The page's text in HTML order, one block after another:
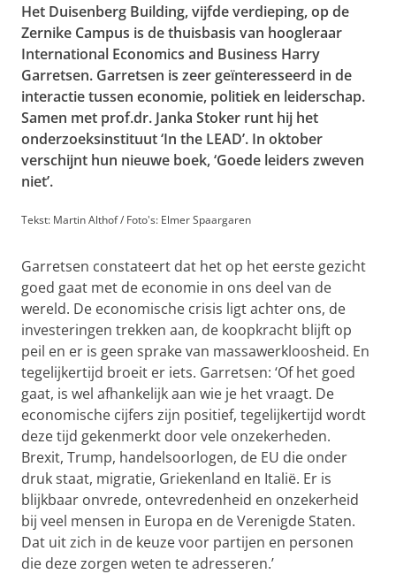
Het Duisenberg Building, vijfde verdieping, op de
Zernike Campus is de thuisbasis van hoogleraar
International Economics and Business Harry
Garretsen. Garretsen is zeer geïnteresseerd in de
interactie tussen economie, politiek en leiderschap.
Samen met prof.dr. Janka Stoker runt hij het
onderzoeksinstituut ‘In the LEAD’. In oktober
verschijnt hun nieuwe boek, ‘Goede leiders zweven
niet’.
Tekst: Martin Althof / Foto's: Elmer Spaargaren
Garretsen constateert dat het op het eerste gezicht
goed gaat met de economie in ons deel van de
wereld. De economische crisis ligt achter ons, de
investeringen trekken aan, de koopkracht blijft op
peil en er is geen sprake van massawerkloosheid. En
tegelijkertijd broeit er iets. Garretsen: ‘Of het goed
gaat, is wel afhankelijk aan wie je het vraagt. De
economische cijfers zijn positief, tegelijkertijd wordt
deze tijd gekenmerkt door vele onzekerheden.
Brexit, Trump, handelsoorlogen, de EU die onder
druk staat, migratie, Griekenland en Italië. Er is
blijkbaar onvrede, ontevredenheid en onzekerheid
bij veel mensen in Europa en de Verenigde Staten.
Dat uit zich in de keuze voor partijen en personen
die deze zorgen weten te adresseren.’